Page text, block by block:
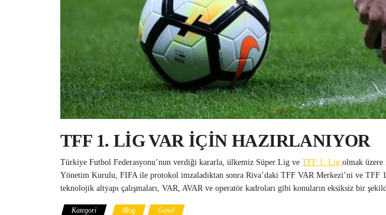
TFF 1. LİG VAR İÇİN HAZIRLANIYOR
Türkiye Futbol Federasyonu’nun verdiği kararla, ülkemiz Süper Lig ve TFF 1. Lig olmak üzere
Yönetim Kurulu, FIFA ile protokol imzaladıktan sonra Riva’daki TFF VAR Merkezi’ni ve TFF
teknolojik altyapı çalışmaları, VAR, AVAR ve operatör kadroları gibi konuların eksiksiz bir
Kategori Blog Genel